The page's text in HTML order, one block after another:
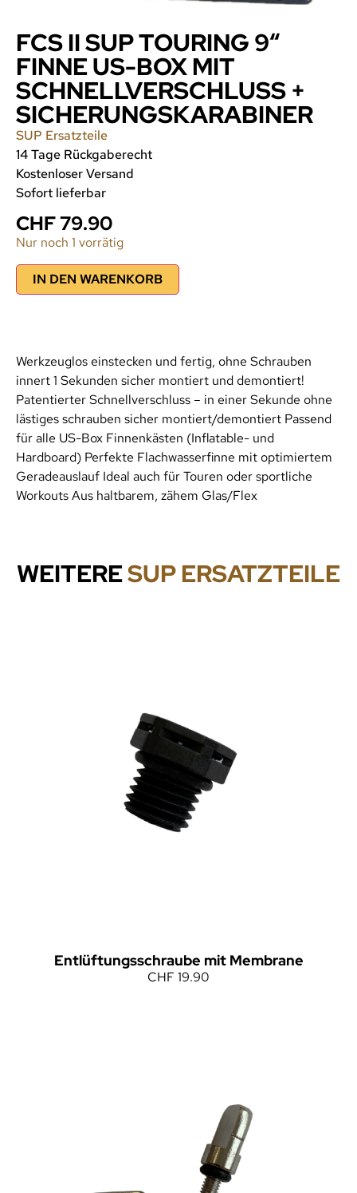
FCS II SUP TOURING 9“
FINNE US-BOX MIT
SCHNELLVERSCHLUSS +
SICHERUNGSKARABINER
SUP Ersatzteile
14 Tage Rückgaberecht
Kostenloser Versand
Sofort lieferbar
CHF79.90
Nur noch 1 vorrätig
IN DEN WARENKORB
Werkzeuglos einstecken und fertig, ohne Schrauben
innert 1 Sekunden sicher montiert und demontiert!
Patentierter Schnellverschluss – in einer Sekunde ohne
lästiges schrauben sicher montiert/demontiert Passend
für alle US-Box Finnenkästen (Inflatable- und
Hardboard) Perfekte Flachwasserfinne mit optimiertem
Geradeauslauf Ideal auch für Touren oder sportliche
Workouts Aus haltbarem, zähem Glas/Flex
WEITERESUP ERSATZTEILE
Entlüftungsschraube mit Membrane
CHF 19.90